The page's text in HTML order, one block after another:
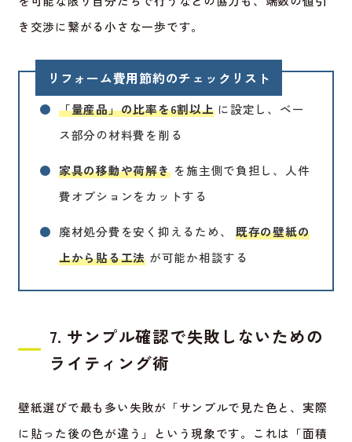
き交渉に繋がる小さな一歩です。
リフォーム費用節約のチェックリスト
● 「量産品」の比率を6割以上に設定し、ベー
ス部分の材料費を削る
● 家具の移動や荷解きを施主側で負担し、人件
費オプションをカットする
● 廃材処分費を安く抑えるため、 既存の壁紙の
上から貼る工法 が可能か相談する
7. サンプル確認で失敗しないための
ライティング術
壁紙選びで最も多い失敗が「サンプルで見た色と、実際
に貼った後の色が違う」という現象です。これは「面積